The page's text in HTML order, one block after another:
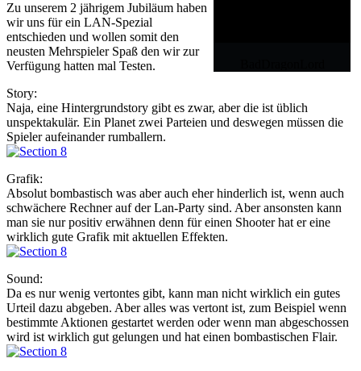
Zu unserem 2 jährigem Jubiläum haben
wir uns für ein LAN-Spezial
entschieden und wollen somit den
neusten Mehrspieler Spaß den wir zur
Verfügung hatten mal Testen.
Story:
Naja, eine Hintergrundstory gibt es zwar, aber die ist üblich
unspektakulär. Ein Planet zwei Parteien und deswegen müssen die
Spieler aufeinander rumballern.
Grafik:
Absolut bombastisch was aber auch eher hinderlich ist, wenn auch
schwächere Rechner auf der Lan-Party sind. Aber ansonsten kann
man sie nur positiv erwähnen denn für einen Shooter hat er eine
wirklich gute Grafik mit aktuellen Effekten.
Sound:
Da es nur wenig vertontes gibt, kann man nicht wirklich ein gutes
Urteil dazu abgeben. Aber alles was vertont ist, zum Beispiel wenn
bestimmte Aktionen gestartet werden oder wenn man abgeschossen
wird ist wirklich gut gelungen und hat einen bombastischen Flair.